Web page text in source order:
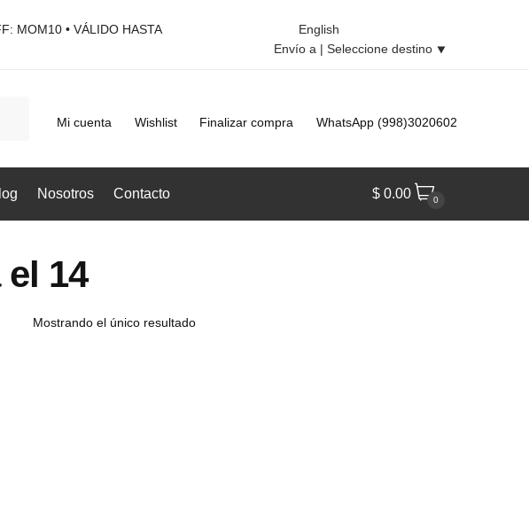
MOM10 • VÁLIDO HASTA
English
Envío a | Seleccione destino ⯆
Mi cuenta Wishlist Finalizar compra WhatsApp (998)3020602
Nosotros Contacto $ 0.00 0
14
Mostrando el único resultado